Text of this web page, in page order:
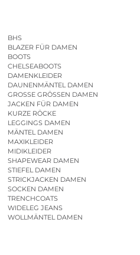
BHS
BLAZER FÜR DAMEN
BOOTS
CHELSEABOOTS
DAMENKLEIDER
DAUNENMÄNTEL DAMEN
GROSSE GRÖSSEN DAMEN
JACKEN FÜR DAMEN
KURZE RÖCKE
LEGGINGS DAMEN
MÄNTEL DAMEN
MAXIKLEIDER
MIDIKLEIDER
SHAPEWEAR DAMEN
STIEFEL DAMEN
STRICKJACKEN DAMEN
SOCKEN DAMEN
TRENCHCOATS
WIDELEG JEANS
WOLLMÄNTEL DAMEN